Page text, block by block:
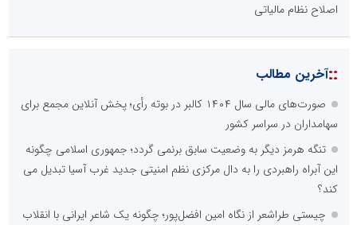
اصلاح نظام مالیاتی
::آخرین مطالب
صورت‌های مالی سال ۱۴۰۴ کالبر در بوته رأی؛ پخش آنلاین مجمع برای
سهامداران در سراسر کشور
تنگه هرمز دیگر به وضعیت سابق برنمی گردد؛ جمهوری اسلامی چگونه
این آبراه راهبردی را به دال مرکزی نظم امنیتی جدید غرب آسیا تبدیل می
کند؟
چیستی طراشعر از نگاه امین افضل‌پور؛ چگونه یک شاعر ایرانی با انقلاب